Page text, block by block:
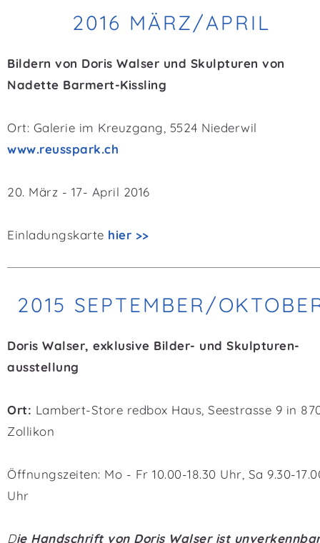
2016 MÄRZ/APRIL
Bildern von Doris Walser und Skulpturen von
Nadette Barmert-Kissling
Ort: Galerie im Kreuzgang, 5524 Niederwil
www.reusspark.ch
20. März - 17- April 2016
Einladungskarte hier >>
2015 SEPTEMBER/
Doris Walser, exklusive Bilder- und Skulpturen-
ausstellung
Ort: Lambert-Store redbox Haus, Seestrasse 9 in
Zollikon
Öffnungszeiten: Mo - Fr 10.00-18.30 Uhr, Sa 9.30-
Uhr
Die Handschrift von Doris Walser ist